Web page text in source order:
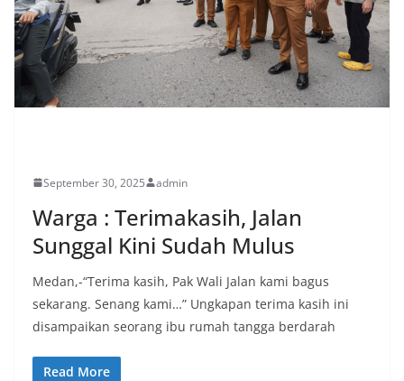
September 30, 2025 admin
Warga : Terimakasih, Jalan
Sunggal Kini Sudah Mulus
Medan,-“Terima kasih, Pak Wali Jalan kami bagus
sekarang. Senang kami…” Ungkapan terima kasih ini
disampaikan seorang ibu rumah tangga berdarah
Read More